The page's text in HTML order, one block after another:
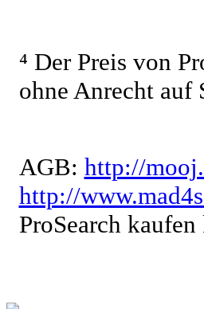
⁴ Der Preis von
ohne Anrecht auf
AGB: http://
http://
ProSearch